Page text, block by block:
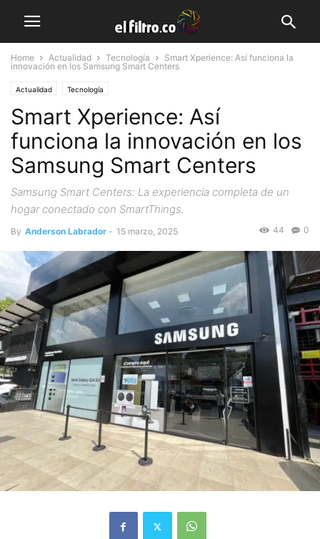
Home Actualidad Tecnología
Smart Xperience: Así funciona la
innovación en los Samsung Smart Centers
Actualidad Tecnología
Smart Xperience: Así
funciona la innovación en los
Samsung Smart Centers
Samsung Smart Centers: La experiencia completa de un
hogar conectado con SmartThings.
By Anderson Labrador - 15 marzo, 2025 0
44